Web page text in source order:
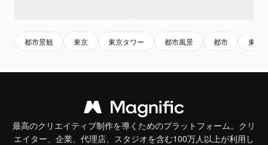
都市景観 東京 東京タワー 都市風景 都市 東京
最高のクリエイティブ制作を導くためのプラットフォーム。クリ
エイター、企業、代理店、スタジオを含む100万人以上が利用し